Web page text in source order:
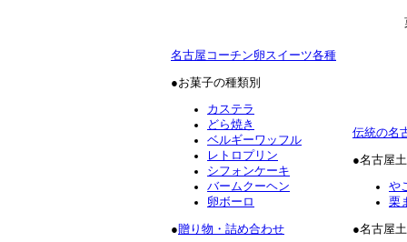
名古屋コーチン卵スイーツ各種
●お菓子の種類別
カステラ
どら焼き
ベルギーワッフル
レトロプリン
シフォンケーキ
バームクーヘン
卵ボーロ
●贈り物・詰め合わせ
伝統の名
●名古屋
や
栗
●名古屋